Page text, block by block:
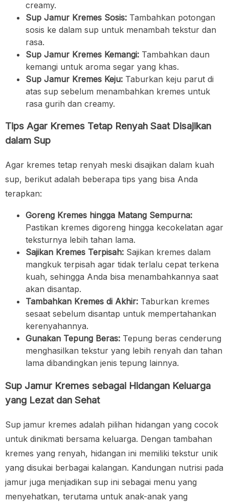
creamy.
Sup Jamur Kremes Sosis: Tambahkan potongan
sosis ke dalam sup untuk menambah tekstur dan
rasa.
Sup Jamur Kremes Kemangi: Tambahkan daun
kemangi untuk aroma segar yang khas.
Sup Jamur Kremes Keju: Taburkan keju parut di
atas sup sebelum menambahkan kremes untuk
rasa gurih dan creamy.
Tips Agar Kremes Tetap Renyah Saat Disajikan
dalam Sup
Agar kremes tetap renyah meski disajikan dalam kuah
sup, berikut adalah beberapa tips yang bisa Anda
terapkan:
Goreng Kremes hingga Matang Sempurna:
Pastikan kremes digoreng hingga kecokelatan agar
teksturnya lebih tahan lama.
Sajikan Kremes Terpisah: Sajikan kremes dalam
mangkuk terpisah agar tidak terlalu cepat terkena
kuah, sehingga Anda bisa menambahkannya saat
akan disantap.
Tambahkan Kremes di Akhir: Taburkan kremes
sesaat sebelum disantap untuk mempertahankan
kerenyahannya.
Gunakan Tepung Beras: Tepung beras cenderung
menghasilkan tekstur yang lebih renyah dan tahan
lama dibandingkan jenis tepung lainnya.
Sup Jamur Kremes sebagai Hidangan Keluarga
yang Lezat dan Sehat
Sup jamur kremes adalah pilihan hidangan yang cocok
untuk dinikmati bersama keluarga. Dengan tambahan
kremes yang renyah, hidangan ini memiliki tekstur unik
yang disukai berbagai kalangan. Kandungan nutrisi pada
jamur juga menjadikan sup ini sebagai menu yang
menyehatkan, terutama untuk anak-anak yang